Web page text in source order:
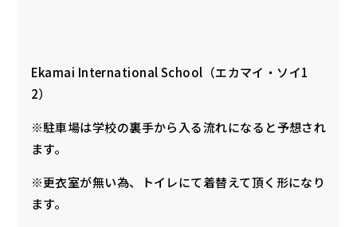
Ekamai International School（エカマイ・ソイ1
2）
※駐車場は学校の裏手から入る流れになると予想され
ます。
※更衣室が無い為、トイレにて着替えて頂く形になり
ます。